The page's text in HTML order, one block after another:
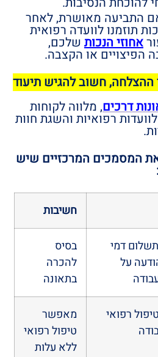
התביעה מאושרת, לאחר
תוזמנו לוועדה רפואית
אחוזי הנכות שלכם,
הפיצויים או הקצבה.
ההצלחה, חשוב להגיש תיעוד
דרכים, מלווה לקוחות
רפואיות והשגת חוות
המסמכים המרכזיים שיש
חשיבות
דמי
על
בסיס
להכרה
בתאונה
רפואי
מאפשר
טיפול רפואי
ללא עלות